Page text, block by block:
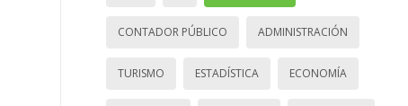
CONTADOR PÚBLICO ADMINISTRACIÓN
TURISMO ESTADÍSTICA ECONOMÍA